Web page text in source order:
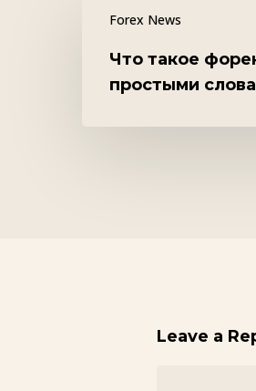
Forex News
такое
форекс?
Что такое
простыми
Leave a